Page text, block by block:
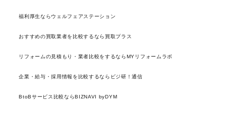
福利厚生ならウェルフェアステーション
おすすめの買取業者を比較するなら買取プラス
リフォームの見積もり・業者比較をするならMYリフォームラボ
企業・給与・採用情報を比較するならビジ研！通信
BtoBサービス比較ならBIZNAVI byDYM